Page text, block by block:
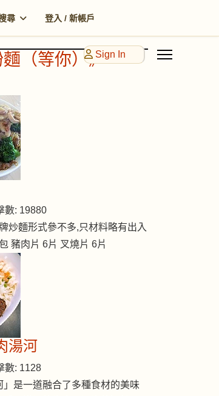
尋 登入 / 新帳戶
Sign In
麵（等你）》
數: 19880
炒麵形式參不多,只材料略有出入
豬肉片 6片 叉燒片 6片
湯河
數: 1128
」是一道融合了多種食材的美味